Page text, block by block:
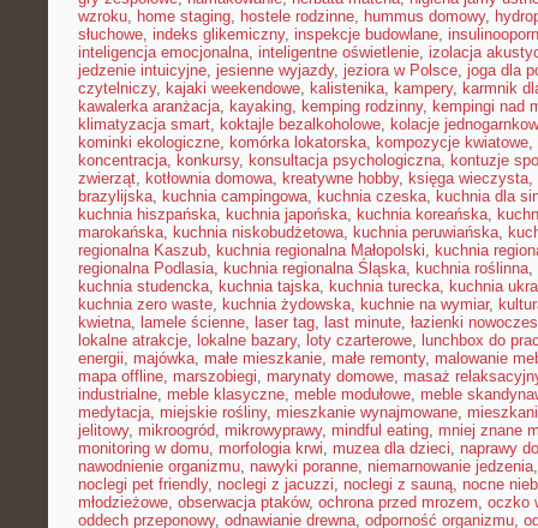
wzroku, home staging, hostele rodzinne, hummus domowy,
słuchowe, indeks glikemiczny, inspekcje budowlane,
inteligencja emocjonalna, inteligentne oświetlenie, izolacja
jedzenie intuicyjne, jesienne wyjazdy, jeziora w Polsce, joga dla
czytelniczy, kajaki weekendowe, kalistenika, kampery, karmnik
kawalerka aranżacja, kayaking, kemping rodzinny, kempingi nad
klimatyzacja smart, koktajle bezalkoholowe, kolacje
kominki ekologiczne, komórka lokatorska, kompozycje kwiatowe,
koncentracja, konkursy, konsultacja psychologiczna, kontuzje
zwierząt, kotłownia domowa, kreatywne hobby, księga wieczysta,
brazylijska, kuchnia campingowa, kuchnia czeska, kuchnia dla
kuchnia hiszpańska, kuchnia japońska, kuchnia koreańska,
marokańska, kuchnia niskobudżetowa, kuchnia peruwiańska,
regionalna Kaszub, kuchnia regionalna Małopolski, kuchnia
regionalna Podlasia, kuchnia regionalna Śląska, kuchnia roślinna,
kuchnia studencka, kuchnia tajska, kuchnia turecka, kuchnia
kuchnia zero waste, kuchnia żydowska, kuchnie na wymiar,
kwietna, lamele ścienne, laser tag, last minute, łazienki
lokalne atrakcje, lokalne bazary, loty czarterowe, lunchbox do
energii, majówka, małe mieszkanie, małe remonty, malowanie
mapa offline, marszobiegi, marynaty domowe, masaż
industrialne, meble klasyczne, meble modułowe, meble
medytacja, miejskie rośliny, mieszkanie wynajmowane,
jelitowy, mikroogród, mikrowyprawy, mindful eating, mniej znane
monitoring w domu, morfologia krwi, muzea dla dzieci, naprawy
nawodnienie organizmu, nawyki poranne, niemarnowanie jedzenia
noclegi pet friendly, noclegi z jacuzzi, noclegi z sauną, nocne
młodzieżowe, obserwacja ptaków, ochrona przed mrozem, oczko
oddech przeponowy, odnawianie drewna, odporność organizmu,